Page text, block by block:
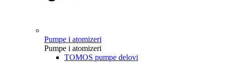
Pumpe i atomizeri
Pumpe i atomizeri
TOMOS pumpe delovi